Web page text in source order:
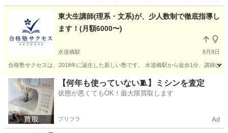
東京 渋谷区 渋谷駅 家庭教師 小学生
東大生講師(理系・文系)が、少人数制で徹底指導し
ます！(月額6000〜)
水道橋駅 8月8日
合格塾サクセスは、2018年に誕生した新しい塾です。 水道橋駅から徒歩1分、講師は
東京 文京区 水道橋駅 塾 数学
【何年も使っていない🧵】ミシンを査定
状態が悪くてもOK！最大限買取します
プリフラ Ad